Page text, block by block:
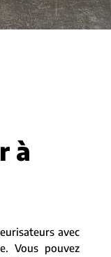
à
avec
Vous pouvez